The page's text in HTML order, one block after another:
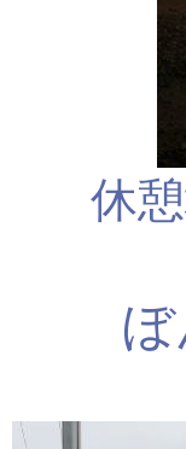
休